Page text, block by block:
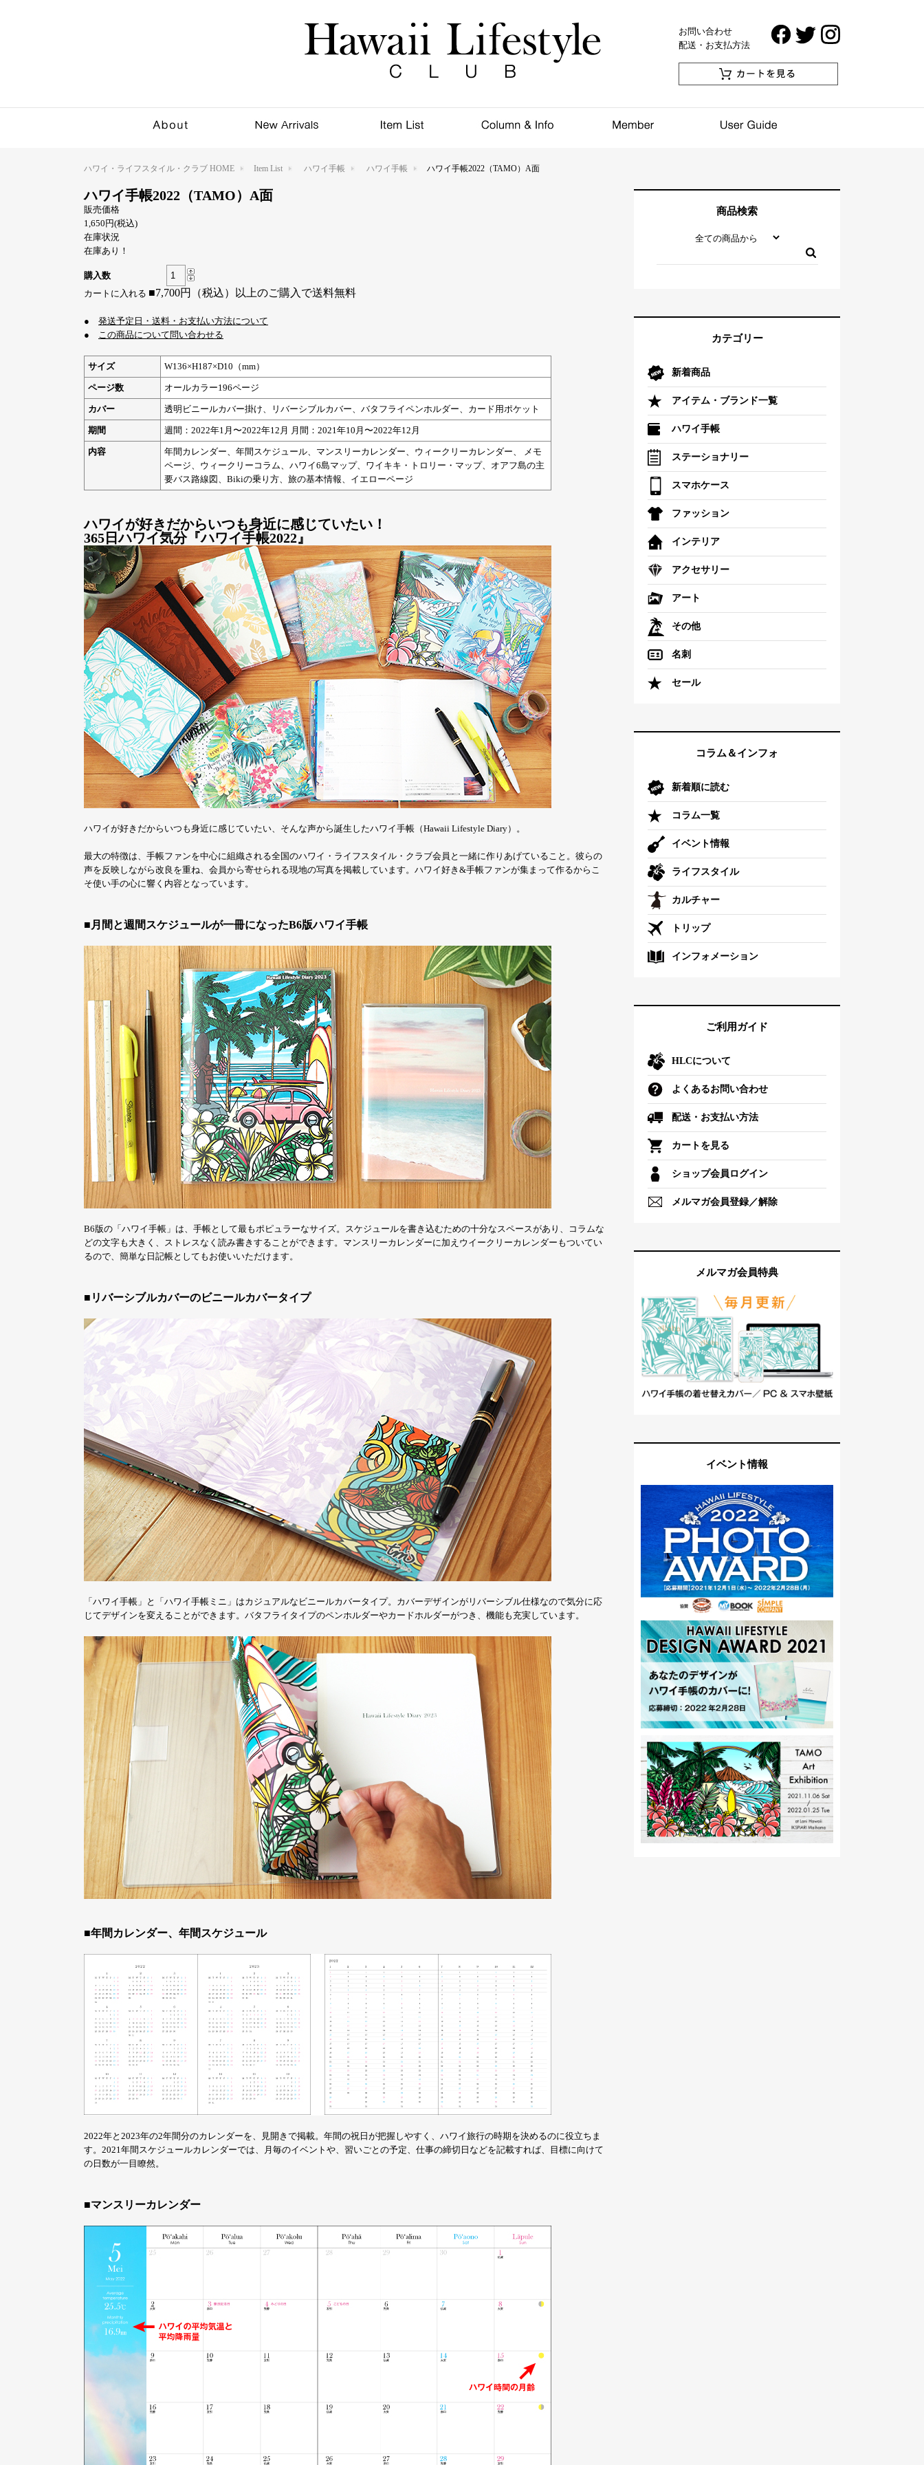
お問い合わせ
配送・お支払方法
ハワイ・ライフスタイル・クラブ HOME Item List ハワイ手帳 ハワイ手帳 ハワイ手帳2022（TAMO）A面
ハワイ手帳2022（TAMO）A面
販売価格
1,650円(税込)
在庫状況
在庫あり！
購入数
■7,700円（税込）以上のご購入で送料無料
● 発送予定日・送料・お支払い方法について
● この商品について問い合わせる
サイズ W136×H187×D10（mm）
ページ数 オールカラー196ページ
カバー 透明ビニールカバー掛け、リバーシブルカバー、バタフライペンホルダー、カード用ポケット
期間 週間：2022年1月〜2022年12月 月間：2021年10月〜2022年12月
内容
年間カレンダー、年間スケジュール、マンスリーカレンダー、ウィークリーカレンダー、 メモ
ページ、ウィークリーコラム、ハワイ6島マップ、ワイキキ・トロリー・マップ、オアフ島の主
要バス路線図、Bikiの乗り方、旅の基本情報、イエローページ
ハワイが好きだからいつも身近に感じていたい！
365日ハワイ気分『ハワイ手帳2022』
ハワイが好きだからいつも身近に感じていたい、そんな声から誕生したハワイ手帳（Hawaii Lifestyle Diary）。
最大の特徴は、手帳ファンを中心に組織される全国のハワイ・ライフスタイル・クラブ会員と一緒に作りあげていること。彼らの
声を反映しながら改良を重ね、会員から寄せられる現地の写真を掲載しています。ハワイ好き&手帳ファンが集まって作るからこ
そ使い手の心に響く内容となっています。
■月間と週間スケジュールが一冊になったB6版ハワイ手帳
B6版の「ハワイ手帳」は、手帳として最もポピュラーなサイズ。スケジュールを書き込むための十分なスペースがあり、コラムな
どの文字も大きく、ストレスなく読み書きすることができます。マンスリーカレンダーに加えウイークリーカレンダーもついてい
るので、簡単な日記帳としてもお使いいただけます。
■リバーシブルカバーのビニールカバータイプ
「ハワイ手帳」と「ハワイ手帳ミニ」はカジュアルなビニールカバータイプ。カバーデザインがリバーシブル仕様なので気分に応
じてデザインを変えることができます。バタフライタイプのペンホルダーやカードホルダーがつき、機能も充実しています。
■年間カレンダー、年間スケジュール
2022年と2023年の2年間分のカレンダーを、見開きで掲載。年間の祝日が把握しやすく、ハワイ旅行の時期を決めるのに役立ちま
す。2021年間スケジュールカレンダーでは、月毎のイベントや、習いごとの予定、仕事の締切日などを記載すれば、目標に向けて
の日数が一目瞭然。
■マンスリーカレンダー
商品検索
カテゴリー
新着商品
アイテム・ブランド一覧
ハワイ手帳
ステーショナリー
スマホケース
ファッション
インテリア
アクセサリー
アート
その他
名刺
セール
コラム＆インフォ
新着順に読む
コラム一覧
イベント情報
ライフスタイル
カルチャー
トリップ
インフォメーション
ご利用ガイド
HLCについて
よくあるお問い合わせ
配送・お支払い方法
カートを見る
ショップ会員ログイン
メルマガ会員登録／解除
メルマガ会員特典
イベント情報